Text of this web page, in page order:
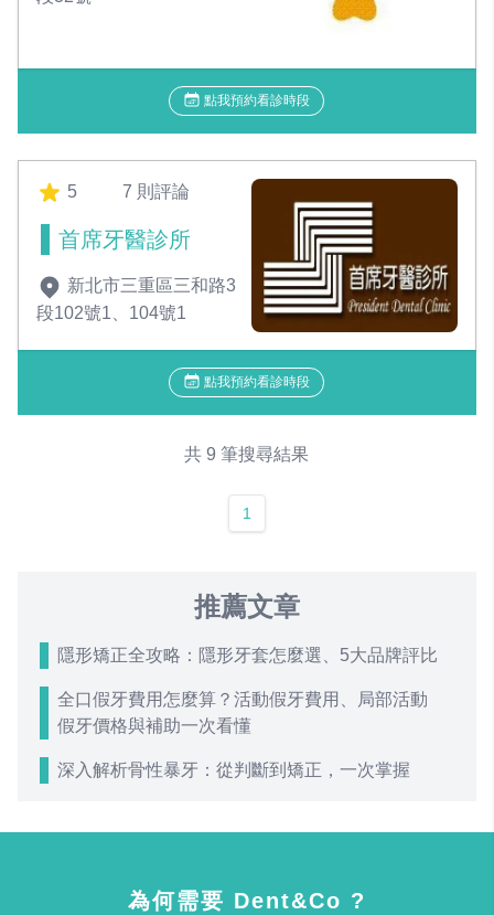
點我預約看診時段
5 7 則評論
首席牙醫診所
新北市三重區三和路3
段102號1、104號1
點我預約看診時段
共 9 筆搜尋結果
1
推薦文章
隱形矯正全攻略：隱形牙套怎麼選、5大品牌評比
全口假牙費用怎麼算？活動假牙費用、局部活動
假牙價格與補助一次看懂
深入解析骨性暴牙：從判斷到矯正，一次掌握
為何需要 Dent&Co ?